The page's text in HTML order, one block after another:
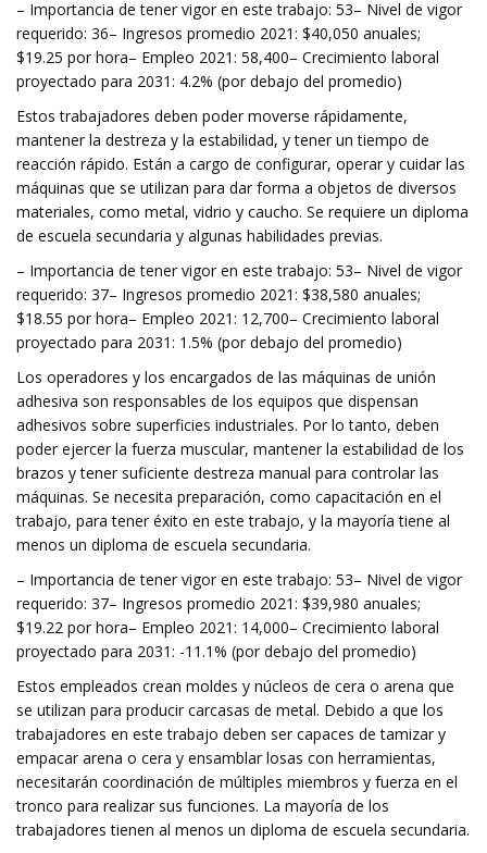
– Importancia de tener vigor en este trabajo: 53– Nivel de vigor
requerido: 36– Ingresos promedio 2021: $40,050 anuales;
$19.25 por hora– Empleo 2021: 58,400– Crecimiento laboral
proyectado para 2031: 4.2% (por debajo del promedio)
Estos trabajadores deben poder moverse rápidamente,
mantener la destreza y la estabilidad, y tener un tiempo de
reacción rápido. Están a cargo de configurar, operar y cuidar las
máquinas que se utilizan para dar forma a objetos de diversos
materiales, como metal, vidrio y caucho. Se requiere un diploma
de escuela secundaria y algunas habilidades previas.
– Importancia de tener vigor en este trabajo: 53– Nivel de vigor
requerido: 37– Ingresos promedio 2021: $38,580 anuales;
$18.55 por hora– Empleo 2021: 12,700– Crecimiento laboral
proyectado para 2031: 1.5% (por debajo del promedio)
Los operadores y los encargados de las máquinas de unión
adhesiva son responsables de los equipos que dispensan
adhesivos sobre superficies industriales. Por lo tanto, deben
poder ejercer la fuerza muscular, mantener la estabilidad de los
brazos y tener suficiente destreza manual para controlar las
máquinas. Se necesita preparación, como capacitación en el
trabajo, para tener éxito en este trabajo, y la mayoría tiene al
menos un diploma de escuela secundaria.
– Importancia de tener vigor en este trabajo: 53– Nivel de vigor
requerido: 37– Ingresos promedio 2021: $39,980 anuales;
$19.22 por hora– Empleo 2021: 14,000– Crecimiento laboral
proyectado para 2031: -11.1% (por debajo del promedio)
Estos empleados crean moldes y núcleos de cera o arena que
se utilizan para producir carcasas de metal. Debido a que los
trabajadores en este trabajo deben ser capaces de tamizar y
empacar arena o cera y ensamblar losas con herramientas,
necesitarán coordinación de múltiples miembros y fuerza en el
tronco para realizar sus funciones. La mayoría de los
trabajadores tienen al menos un diploma de escuela secundaria.